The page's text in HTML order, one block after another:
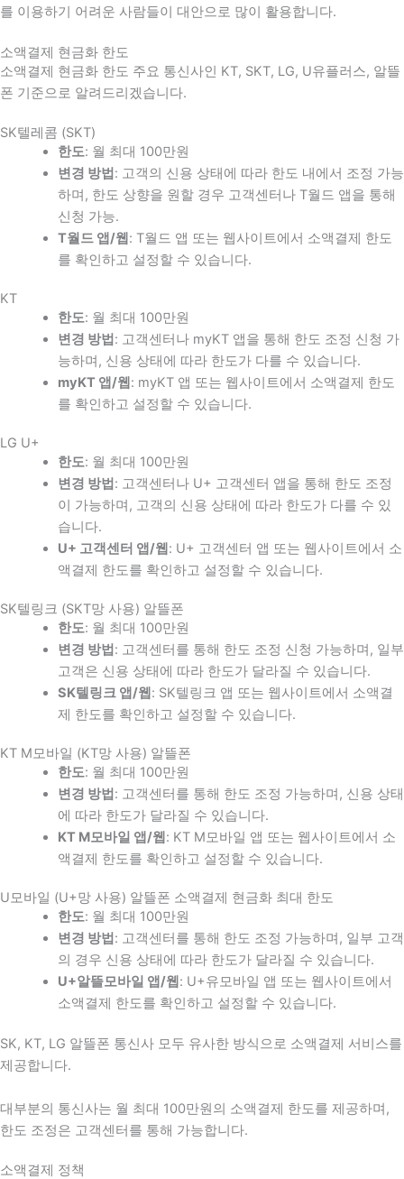
를 이용하기 어려운 사람들이 대안으로 많이 활용합니다.
소액결제 현금화 한도
소액결제 현금화 한도 주요 통신사인 KT, SKT, LG, U유플러스, 알뜰
폰 기준으로 알려드리겠습니다.
SK텔레콤 (SKT)
한도: 월 최대 100만원
변경 방법 : 고객의 신용 상태에 따라 한도 내에서 조정 가능
하며, 한도 상향을 원할 경우 고객센터나 T월드 앱을 통해
신청 가능.
T월드 앱/웹 : T월드 앱 또는 웹사이트에서 소액결제 한도
를 확인하고 설정할 수 있습니다.
KT
한도: 월 최대 100만원
변경 방법 : 고객센터나 myKT 앱을 통해 한도 조정 신청 가
능하며, 신용 상태에 따라 한도가 다를 수 있습니다.
myKT 앱/웹 : myKT 앱 또는 웹사이트에서 소액결제 한도
를 확인하고 설정할 수 있습니다.
LG U+
한도: 월 최대 100만원
변경 방법 : 고객센터나 U+ 고객센터 앱을 통해 한도 조정
이 가능하며, 고객의 신용 상태에 따라 한도가 다를 수 있
습니다.
U+ 고객센터 앱/웹 : U+ 고객센터 앱 또는 웹사이트에서 소
액결제 한도를 확인하고 설정할 수 있습니다.
SK텔링크 (SKT망 사용) 알뜰폰
한도: 월 최대 100만원
변경 방법 : 고객센터를 통해 한도 조정 신청 가능하며, 일부
고객은 신용 상태에 따라 한도가 달라질 수 있습니다.
SK텔링크 앱/웹 : SK텔링크 앱 또는 웹사이트에서 소액결
제 한도를 확인하고 설정할 수 있습니다.
KT M모바일 (KT망 사용) 알뜰폰
한도: 월 최대 100만원
변경 방법 : 고객센터를 통해 한도 조정 가능하며, 신용 상태
에 따라 한도가 달라질 수 있습니다.
KT M모바일 앱/웹 : KT M모바일 앱 또는 웹사이트에서 소
액결제 한도를 확인하고 설정할 수 있습니다.
U모바일 (U+망 사용) 알뜰폰 소액결제 현금화 최대 한도
한도: 월 최대 100만원
변경 방법 : 고객센터를 통해 한도 조정 가능하며, 일부 고객
의 경우 신용 상태에 따라 한도가 달라질 수 있습니다.
U+알뜰모바일 앱/웹 : U+유모바일 앱 또는 웹사이트에서
소액결제 한도를 확인하고 설정할 수 있습니다.
SK, KT, LG 알뜰폰 통신사 모두 유사한 방식으로 소액결제 서비스를
제공합니다.
대부분의 통신사는 월 최대 100만원의 소액결제 한도를 제공하며,
한도 조정은 고객센터를 통해 가능합니다.
소액결제 정책